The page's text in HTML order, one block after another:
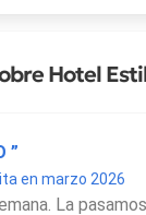
cuentan con
con ducha,
Wi-Fi
Hotel
”
en marzo 2026
La